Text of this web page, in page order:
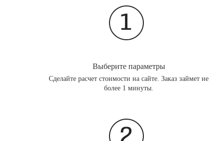
Выберите параметры
Сделайте расчет стоимости на сайте. Заказ займет не
более 1 минуты.